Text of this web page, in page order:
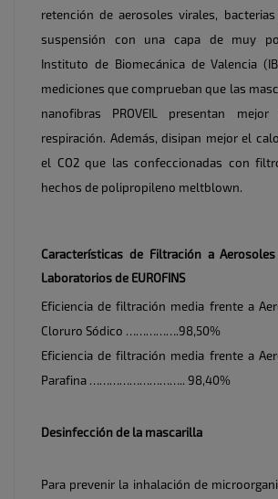
retención de aerosoles virales,
suspensión con una capa de muy
Instituto de Biomecánica de Valencia
mediciones que comprueban que las
nanofibras PROVEIL presentan
respiración. Además, disipan mejor el
el CO2 que las confeccionadas con
hechos de polipropileno meltblown.
Características de Filtración a
Laboratorios de EUROFINS
Eficiencia de filtración media frente a
Cloruro Sódico …………….98,50%
Eficiencia de filtración media frente a
Parafina ……………………….. 98,40%
Desinfección de la mascarilla
Para prevenir la inhalación de